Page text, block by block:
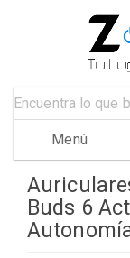
Menú
Buds 6